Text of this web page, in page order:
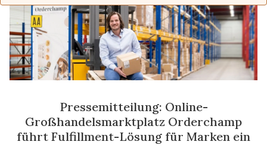
Pressemitteilung: Online-
Großhandelsmarktplatz Orderchamp
führt Fulfillment-Lösung für Marken ein